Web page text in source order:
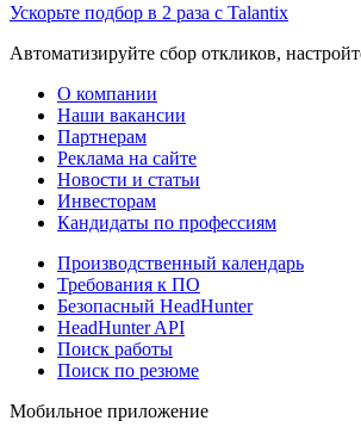
Ускорьте подбор в 2 раза с Talantix
Автоматизируйте сбор откликов,
О компании
Наши вакансии
Партнерам
Реклама на сайте
Новости и статьи
Инвесторам
Кандидаты по профессиям
Производственный календарь
Требования к ПО
Безопасный HeadHunter
HeadHunter API
Поиск работы
Поиск по резюме
Мобильное приложение